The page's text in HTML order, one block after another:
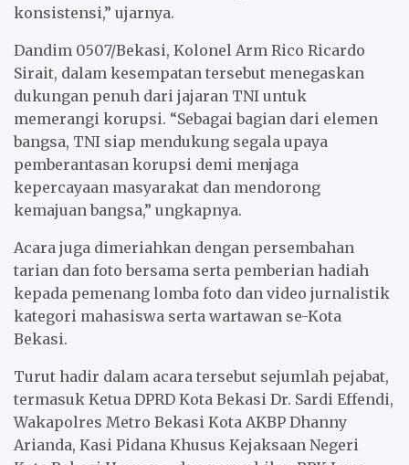
konsistensi,” ujarnya.
Dandim 0507/Bekasi, Kolonel Arm Rico Ricardo
Sirait, dalam kesempatan tersebut menegaskan
dukungan penuh dari jajaran TNI untuk
memerangi korupsi. “Sebagai bagian dari elemen
bangsa, TNI siap mendukung segala upaya
pemberantasan korupsi demi menjaga
kepercayaan masyarakat dan mendorong
kemajuan bangsa,” ungkapnya.
Acara juga dimeriahkan dengan persembahan
tarian dan foto bersama serta pemberian hadiah
kepada pemenang lomba foto dan video jurnalistik
kategori mahasiswa serta wartawan se-Kota
Bekasi.
Turut hadir dalam acara tersebut sejumlah pejabat,
termasuk Ketua DPRD Kota Bekasi Dr. Sardi Effendi,
Wakapolres Metro Bekasi Kota AKBP Dhanny
Arianda, Kasi Pidana Khusus Kejaksaan Negeri